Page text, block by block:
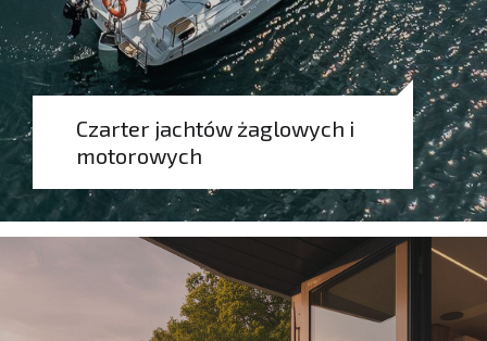
Czarter jachtów żaglowych i
motorowych
Rezerwuj